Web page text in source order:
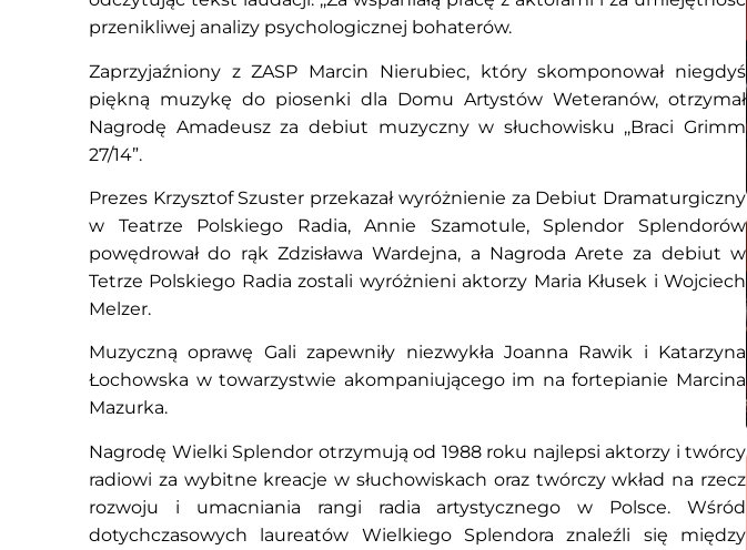
przenikliwej analizy psychologicznej bohaterów.
Zaprzyjaźniony z ZASP Marcin Nierubiec, który skomponował niegdyś
piękną muzykę do piosenki dla Domu Artystów Weteranów, otrzymał
Nagrodę Amadeusz za debiut muzyczny w słuchowisku ,,Braci Grimm
27/14”.
Prezes Krzysztof Szuster przekazał wyróżnienie za Debiut Dramaturgiczny
w Teatrze Polskiego Radia, Annie Szamotule, Splendor Splendorów
powędrował do rąk Zdzisława Wardejna, a Nagroda Arete za debiut w
Tetrze Polskiego Radia zostali wyróżnieni aktorzy Maria Kłusek i Wojciech
Melzer.
Muzyczną oprawę Gali zapewniły niezwykła Joanna Rawik i Katarzyna
Łochowska w towarzystwie akompaniującego im na fortepianie Marcina
Mazurka.
Nagrodę Wielki Splendor otrzymują od 1988 roku najlepsi aktorzy i twórcy
radiowi za wybitne kreacje w słuchowiskach oraz twórczy wkład na rzecz
rozwoju i umacniania rangi radia artystycznego w Polsce. Wśród
dotychczasowych laureatów Wielkiego Splendora znaleźli się między